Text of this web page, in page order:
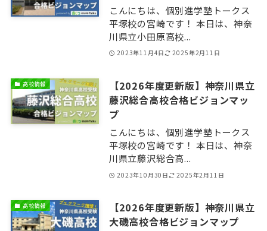
こんにちは、個別進学塾トークス
平塚校の宮崎です！ 本日は、神奈
川県立小田原高校...
2023年11月4日 2025年2月11日
高校情報
【2026年度更新版】神奈川県立
藤沢総合高校合格ビジョンマッ
プ
こんにちは、個別進学塾トークス
平塚校の宮崎です！ 本日は、神奈
川県立藤沢総合高...
2023年10月30日 2025年2月11日
高校情報
【2026年度更新版】神奈川県立
大磯高校合格ビジョンマップ